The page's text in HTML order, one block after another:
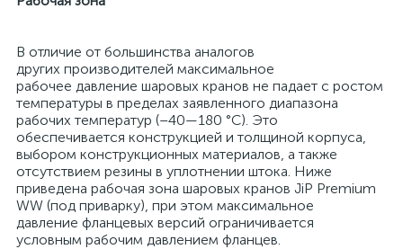
В отличие от большинства аналогов
других производителей максимальное
рабочее давление шаровых кранов не падает с ростом
температуры в пределах заявленного диапазона
рабочих температур (–40—180 °С). Это
обеспечивается конструкцией и толщиной корпуса,
выбором конструкционных материалов, а также
отсутствием резины в уплотнении штока. Ниже
приведена рабочая зона шаровых кранов JiP Premium
WW (под приварку), при этом максимальное
давление фланцевых версий ограничивается
условным рабочим давлением фланцев.